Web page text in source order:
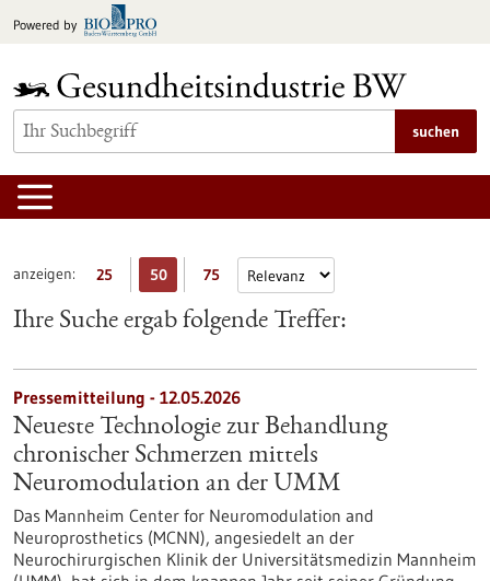
Inhalt
Powered by
suchen
anzeigen: 25 50 75
Ihre Suche ergab folgende Treffer:
Pressemitteilung - 12.05.2026
Neueste Technologie zur Behandlung
chronischer Schmerzen mittels
Neuromodulation an der UMM
Das Mannheim Center for Neuromodulation and
Neuroprosthetics (MCNN), angesiedelt an der
Neurochirurgischen Klinik der Universitätsmedizin Mannheim